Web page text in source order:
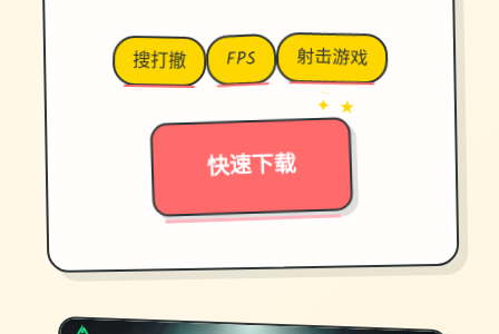
搜打撤 FPS 射击游戏
快速下载
→
✦ ★